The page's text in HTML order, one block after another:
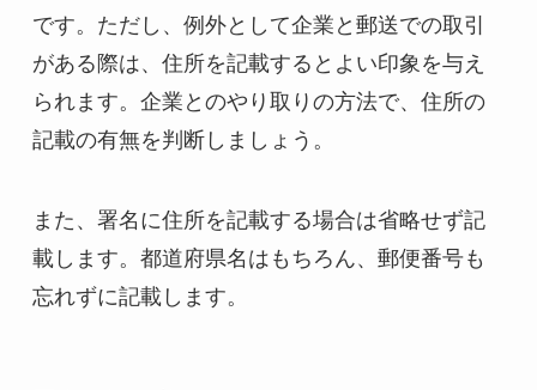
です。ただし、例外として企業と郵送での取引
がある際は、住所を記載するとよい印象を与え
られます。企業とのやり取りの方法で、住所の
記載の有無を判断しましょう。
また、署名に住所を記載する場合は省略せず記
載します。都道府県名はもちろん、郵便番号も
忘れずに記載します。